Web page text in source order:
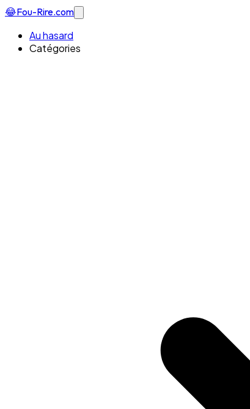
😂Fou-Rire.com
Au hasard
Catégories